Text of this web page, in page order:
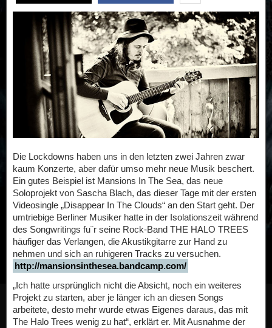
Die Lockdowns haben uns in den letzten zwei Jahren zwar
kaum Konzerte, aber dafür umso mehr neue Musik beschert.
Ein gutes Beispiel ist Mansions In The Sea, das neue
Soloprojekt von Sascha Blach, das dieser Tage mit der ersten
Videosingle „Disappear In The Clouds“ an den Start geht. Der
umtriebige Berliner Musiker hatte in der Isolationszeit während
des Songwritings fu¨r seine Rock-Band THE HALO TREES
häufiger das Verlangen, die Akustikgitarre zur Hand zu
nehmen und sich an ruhigeren Tracks zu versuchen.
http://mansionsinthesea.bandcamp.com/
„Ich hatte ursprünglich nicht die Absicht, noch ein weiteres
Projekt zu starten, aber je länger ich an diesen Songs
arbeitete, desto mehr wurde etwas Eigenes daraus, das mit
The Halo Trees wenig zu hat“, erklärt er. Mit Ausnahme der